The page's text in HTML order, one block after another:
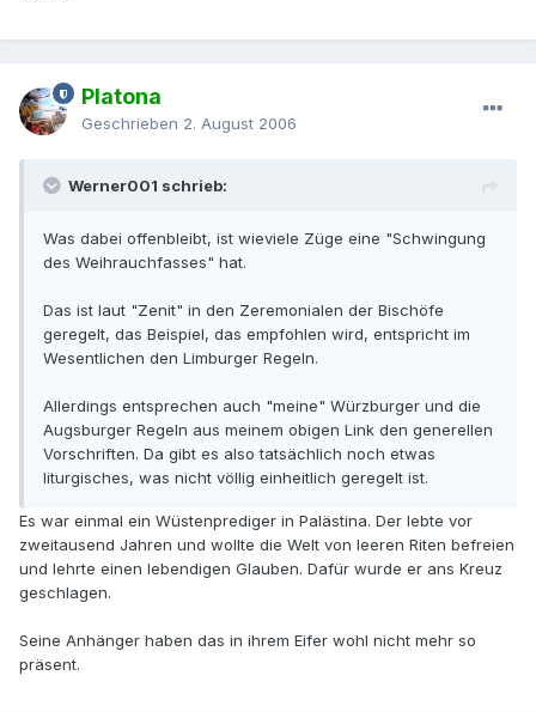
Platona
Geschrieben 2. August 2006
Werner001 schrieb:
Was dabei offenbleibt, ist wieviele Züge eine "Schwingung
des Weihrauchfasses" hat.
Das ist laut "Zenit" in den Zeremonialen der Bischöfe
geregelt, das Beispiel, das empfohlen wird, entspricht im
Wesentlichen den Limburger Regeln.
Allerdings entsprechen auch "meine" Würzburger und die
Augsburger Regeln aus meinem obigen Link den generellen
Vorschriften. Da gibt es also tatsächlich noch etwas
liturgisches, was nicht völlig einheitlich geregelt ist.
Es war einmal ein Wüstenprediger in Palästina. Der lebte vor
zweitausend Jahren und wollte die Welt von leeren Riten befreien
und lehrte einen lebendigen Glauben. Dafür wurde er ans Kreuz
geschlagen.
Seine Anhänger haben das in ihrem Eifer wohl nicht mehr so
präsent.